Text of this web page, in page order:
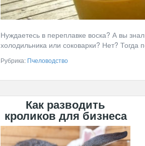
Нуждаетесь в переплавке воска? А вы
холодильника или соковарки? Нет?
Рубрика: Пчеловодство
Как разводить
кроликов для бизнеса